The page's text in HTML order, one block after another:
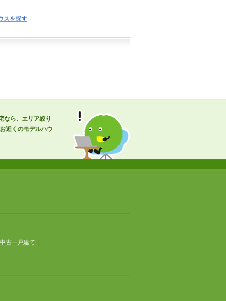
スを探す
なら、エリア絞り
近くのモデルハウ
中古一戸建て